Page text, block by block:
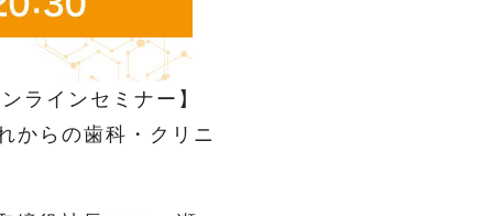
ラインセミナー】
からの歯科・クリニ